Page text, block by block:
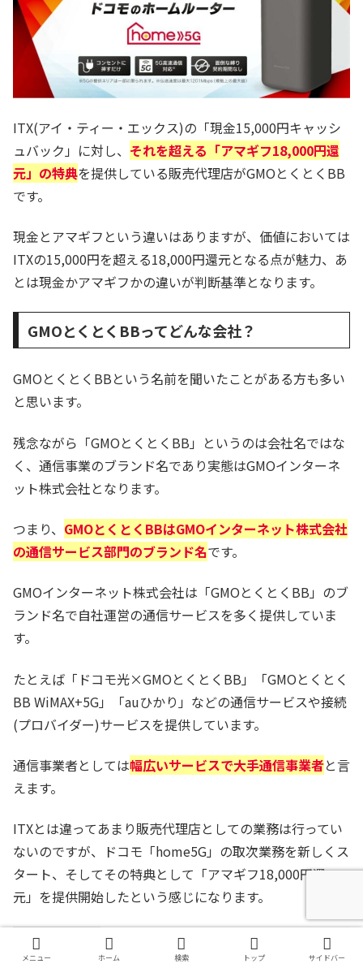
ITX(アイ・ティー・エックス)の「現金15,000円キャッシ
ュバック」に対し、 それを超える「アマギフ18,000円還
元」の特典を提供している販売代理店がGMOとくとくBB
です。
現金とアマギフという違いはありますが、価値においては
ITXの15,000円を超える18,000円還元となる点が魅力、あ
とは現金かアマギフかの違いが判断基準となります。
GMOとくとくBBってどんな会社？
GMOとくとくBBという名前を聞いたことがある方も多い
と思います。
残念ながら「GMOとくとくBB」というのは会社名ではな
く、通信事業のブランド名であり実態はGMOインターネ
ット株式会社となります。
つまり、 GMOとくとくBBはGMOインターネット株式会社
の通信サービス部門のブランド名です。
GMOインターネット株式会社は「GMOとくとくBB」のブ
ランド名で自社運営の通信サービスを多く提供していま
す。
たとえば「ドコモ光×GMOとくとくBB」「GMOとくとく
BB WiMAX+5G」「auひかり」などの通信サービスや接続
(プロバイダー)サービスを提供しています。
通信事業者としては幅広いサービスで大手通信事業者と言
えます。
ITXとは違ってあまり販売代理店としての業務は行ってい
ないのですが、ドコモ「home5G」の取次業務を新しくス
タート、そしてその特典として「アマギフ18,000円還
元」を提供開始したという感じになります。
GMOインターネット株式会社
所在地
東京都渋谷区桜丘町２６−１ セルリアンタワー
メニュー ホーム 検索 トップ サイドバー